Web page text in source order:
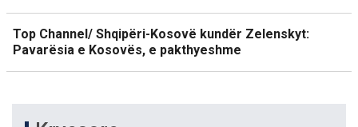
Top Channel/ Shqipëri-Kosovë kundër Zelenskyt:
Pavarësia e Kosovës, e pakthyeshme